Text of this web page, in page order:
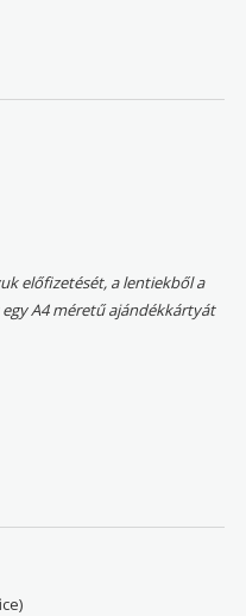
előfizetését, a lentiekből a
A4 méretű ajándékkártyát